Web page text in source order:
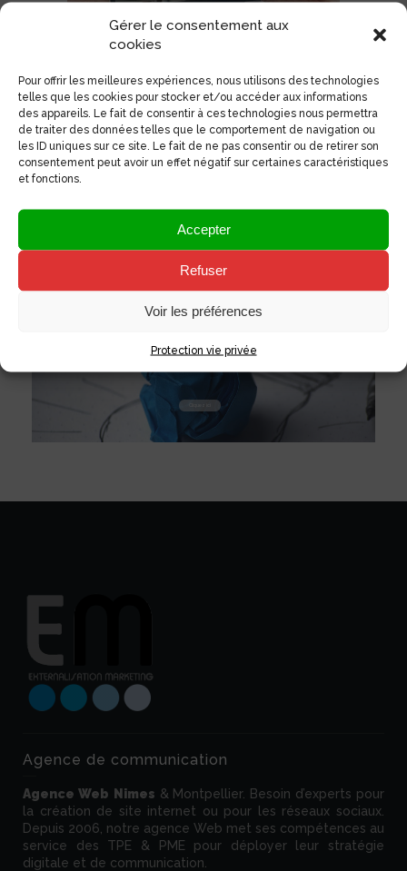
Gérer le consentement aux
cookies
Pour offrir les meilleures expériences, nous utilisons des technologies
telles que les cookies pour stocker et/ou accéder aux informations
des appareils. Le fait de consentir à ces technologies nous permettra
de traiter des données telles que le comportement de navigation ou
les ID uniques sur ce site. Le fait de ne pas consentir ou de retirer son
consentement peut avoir un effet négatif sur certaines caractéristiques
et fonctions.
Accepter
Refuser
Voir les préférences
Protection vie privée
____________________________
CRÉATION DE SITE WEB POUR
DIGITALISER VOTRE COMMUNICATION
Digitalisez votre communication avec la création d’un
Je demande un devis création de site web !
Vous avez un projet ?
Faites une demande de devis gratuit !!!
Agence de communication
Agence Web Nimes & Montpellier. Besoin d’experts pour
la création de site internet ou pour les réseaux sociaux.
Depuis 2006, notre agence Web met ses compétences au
service des TPE & PME pour déployer leur stratégie
digitale et de communication.